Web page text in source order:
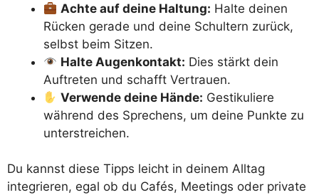
Achte auf deine Haltung: Halte deinen
Rücken gerade und deine Schultern zurück,
selbst beim Sitzen.
Halte Augenkontakt: Dies stärkt dein
Auftreten und schafft Vertrauen.
Verwende deine Hände: Gestikuliere
während des Sprechens, um deine Punkte zu
unterstreichen.
Du kannst diese Tipps leicht in deinem Alltag
integrieren, egal ob du Cafés, Meetings oder private